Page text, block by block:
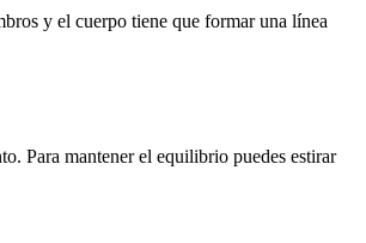
y el cuerpo tiene que formar una línea
Para mantener el equilibrio puedes estirar